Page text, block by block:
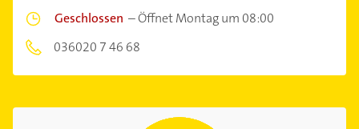
Geschlossen –Öffnet Montag um 08:00
036020 7 46 68